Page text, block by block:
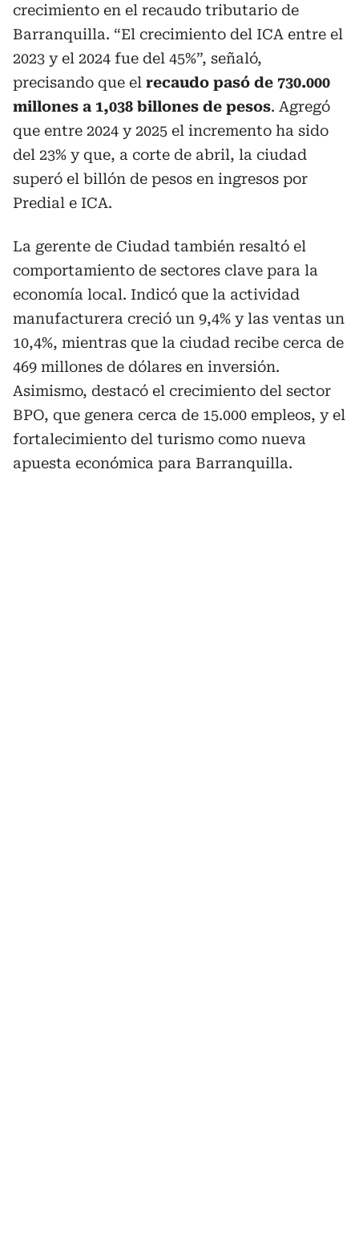
crecimiento en el recaudo tributario de
Barranquilla. “El crecimiento del ICA entre el
2023 y el 2024 fue del 45%”, señaló,
precisando que el recaudo pasó de 730.000
millones a 1,038 billones de pesos. Agregó
que entre 2024 y 2025 el incremento ha sido
del 23% y que, a corte de abril, la ciudad
superó el billón de pesos en ingresos por
Predial e ICA.
La gerente de Ciudad también resaltó el
comportamiento de sectores clave para la
economía local. Indicó que la actividad
manufacturera creció un 9,4% y las ventas un
10,4%, mientras que la ciudad recibe cerca de
469 millones de dólares en inversión.
Asimismo, destacó el crecimiento del sector
BPO, que genera cerca de 15.000 empleos, y el
fortalecimiento del turismo como nueva
apuesta económica para Barranquilla.